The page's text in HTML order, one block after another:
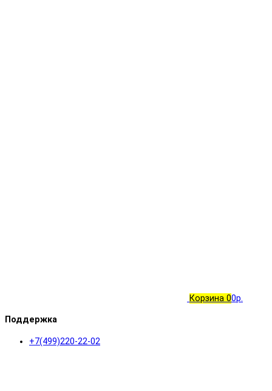
Корзина 00р.
Поддержка
+7(499)220-22-02